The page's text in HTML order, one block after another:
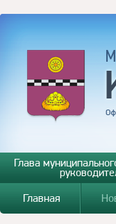
Глава
Главная